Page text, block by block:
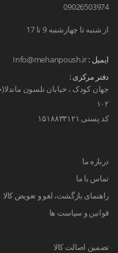
09026503974
از شنبه تا چهارشنبه 9 تا 17
ایمیل :Info@mehanpoush.ir
دفتر مرکزی :
۱۰۲
کد پستی ۱۵۱۸۸۳۳۱۲۱
درباره ما
تماس با ما
راهنمای بازگشت، لغو و تعویض کالا
قوانین و سیاست ها
تضمین اصالت کالا